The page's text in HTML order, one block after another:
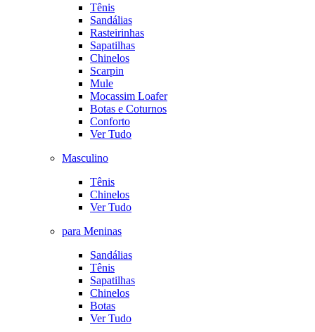
Tênis
Sandálias
Rasteirinhas
Sapatilhas
Chinelos
Scarpin
Mule
Mocassim Loafer
Botas e Coturnos
Conforto
Ver Tudo
Masculino
Tênis
Chinelos
Ver Tudo
para Meninas
Sandálias
Tênis
Sapatilhas
Chinelos
Botas
Ver Tudo